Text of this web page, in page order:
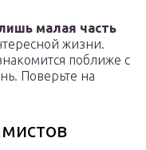
малая часть
жизни.
поближе с
Поверьте на